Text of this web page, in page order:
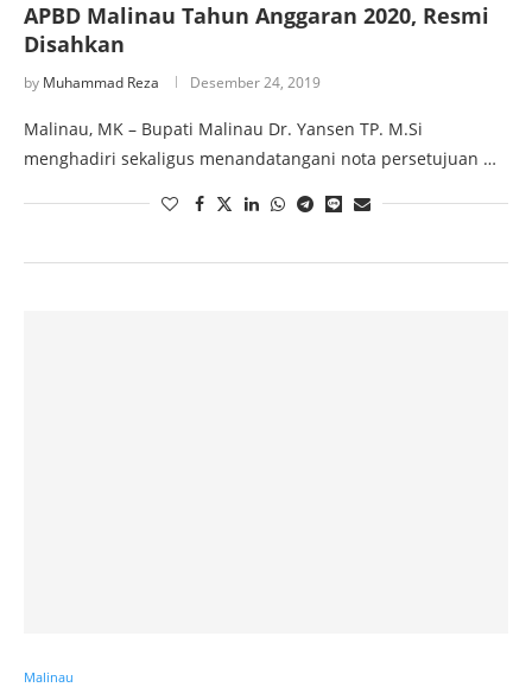
APBD Malinau Tahun Anggaran 2020, Resmi
Disahkan
by Muhammad Reza Desember 24, 2019
Malinau, MK – Bupati Malinau Dr. Yansen TP. M.Si
menghadiri sekaligus menandatangani nota persetujuan …
Malinau